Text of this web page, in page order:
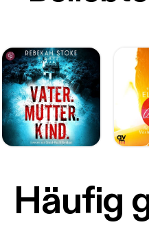
Häufig